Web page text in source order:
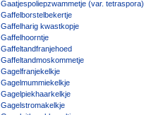
Gaatjespoliepzwammetje (var. tetraspora)
Gaffelborstelbekertje
Gaffelharig kwastkopje
Gaffelhoorntje
Gaffeltandfranjehoed
Gaffeltandmoskommetje
Gagelfranjekelkje
Gagelmummiekelkje
Gagelpiekhaarkelkje
Gagelstromakelkje